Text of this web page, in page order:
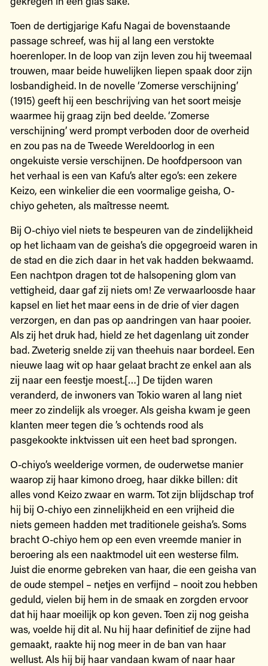
Toen de dertigjarige Kafu Nagai de bovenstaande
passage schreef, was hij al lang een verstokte
hoerenloper. In de loop van zijn leven zou hij tweemaal
trouwen, maar beide huwelijken liepen spaak door zijn
losbandigheid. In de novelle ‘Zomerse verschijning’
(1915) geeft hij een beschrijving van het soort meisje
waarmee hij graag zijn bed deelde. ‘Zomerse
verschijning’ werd prompt verboden door de overheid
en zou pas na de Tweede Wereldoorlog in een
ongekuiste versie verschijnen. De hoofdpersoon van
het verhaal is een van Kafu’s alter ego’s: een zekere
Keizo, een winkelier die een voormalige geisha, O-
chiyo geheten, als maîtresse neemt.
Bij O-chiyo viel niets te bespeuren van de zindelijkheid
op het lichaam van de geisha’s die opgegroeid waren in
de stad en die zich daar in het vak hadden bekwaamd.
Een nachtpon dragen tot de halsopening glom van
vettigheid, daar gaf zij niets om! Ze verwaarloosde haar
kapsel en liet het maar eens in de drie of vier dagen
verzorgen, en dan pas op aandringen van haar pooier.
Als zij het druk had, hield ze het dagenlang uit zonder
bad. Zweterig snelde zij van theehuis naar bordeel. Een
nieuwe laag wit op haar gelaat bracht ze enkel aan als
zij naar een feestje moest.[…] De tijden waren
veranderd, de inwoners van Tokio waren al lang niet
meer zo zindelijk als vroeger. Als geisha kwam je geen
klanten meer tegen die ’s ochtends rood als
pasgekookte inktvissen uit een heet bad sprongen.
O-chiyo’s weelderige vormen, de ouderwetse manier
waarop zij haar kimono droeg, haar dikke billen: dit
alles vond Keizo zwaar en warm. Tot zijn blijdschap trof
hij bij O-chiyo een zinnelijkheid en een vrijheid die
niets gemeen hadden met traditionele geisha’s. Soms
bracht O-chiyo hem op een even vreemde manier in
beroering als een naaktmodel uit een westerse film.
Juist die enorme gebreken van haar, die een geisha van
de oude stempel – netjes en verfijnd – nooit zou hebben
geduld, vielen bij hem in de smaak en zorgden ervoor
dat hij haar moeilijk op kon geven. Toen zij nog geisha
was, voelde hij dit al. Nu hij haar definitief de zijne had
gemaakt, raakte hij nog meer in de ban van haar
wellust. Als hij bij haar vandaan kwam of naar haar